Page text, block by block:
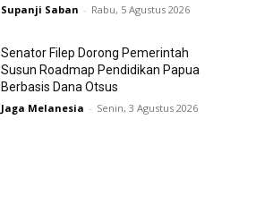
Supanji Saban - Rabu, 5 Agustus 2026
Senator Filep Dorong Pemerintah
Susun Roadmap Pendidikan Papua
Berbasis Dana Otsus
Jaga Melanesia - Senin, 3 Agustus 2026